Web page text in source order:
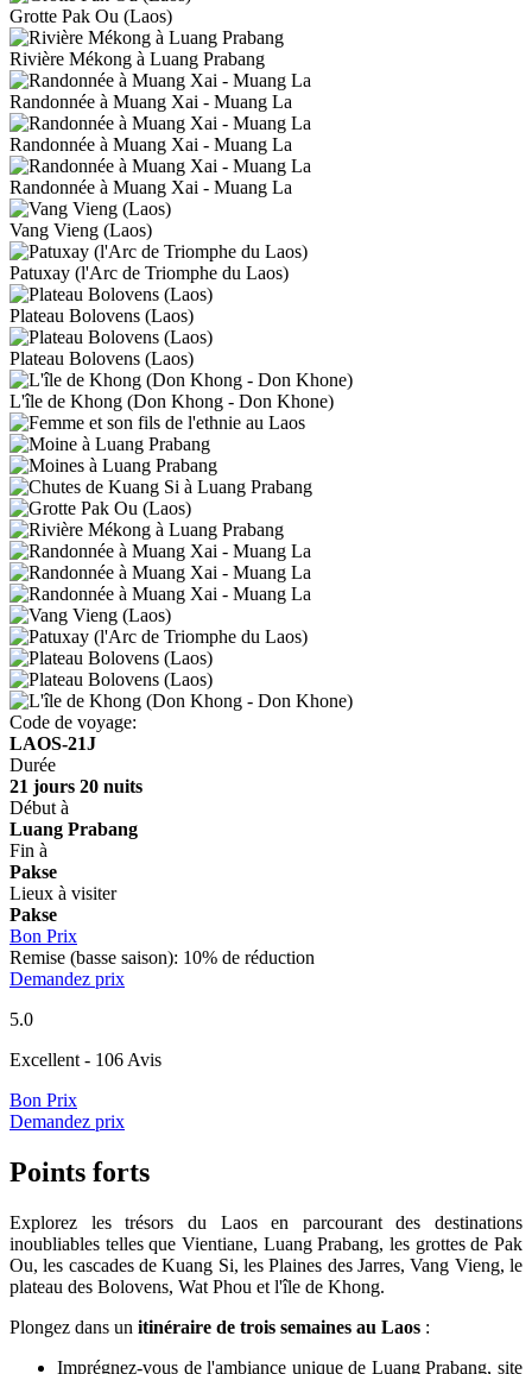
Grotte Pak Ou (Laos)
Rivière Mékong à Luang Prabang
Randonnée à Muang Xai - Muang La
Randonnée à Muang Xai - Muang La
Randonnée à Muang Xai - Muang La
Vang Vieng (Laos)
Patuxay (l'Arc de Triomphe du Laos)
Plateau Bolovens (Laos)
Plateau Bolovens (Laos)
L'île de Khong (Don Khong - Don Khone)
Code de voyage:
LAOS-21J
Durée
21 jours 20 nuits
Début à
Luang Prabang
Fin à
Pakse
Lieux à visiter
Pakse
Bon Prix
Remise (basse saison): 10% de réduction
Demandez prix
5.0
Excellent - 106 Avis
Bon Prix
Demandez prix
Points forts
Explorez les trésors du Laos en parcourant des destinations
inoubliables telles que Vientiane, Luang Prabang, les grottes de Pak
Ou, les cascades de Kuang Si, les Plaines des Jarres, Vang Vieng, le
plateau des Bolovens, Wat Phou et l'île de Khong.
Plongez dans un itinéraire de trois semaines au Laos :
Imprégnez-vous de l'ambiance unique de Luang Prabang, site